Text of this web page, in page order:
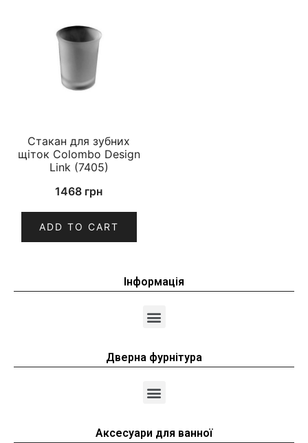
Стакан для зубних
щіток Colombo Design
Link (7405)
1468 грн
ADD TO CART
Інформація
Дверна фурнітура
Аксесуари для ванної